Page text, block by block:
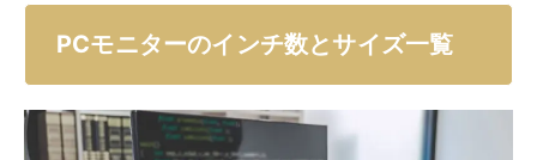
PCモニターのインチ数とサイズ一覧